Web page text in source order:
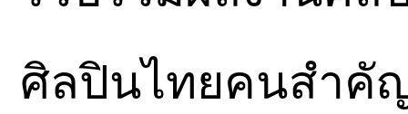
ศิลปินไทยคนสำคั